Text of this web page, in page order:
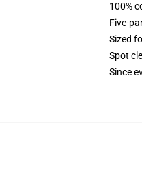
100%
Five-
Sized
Spot
Since